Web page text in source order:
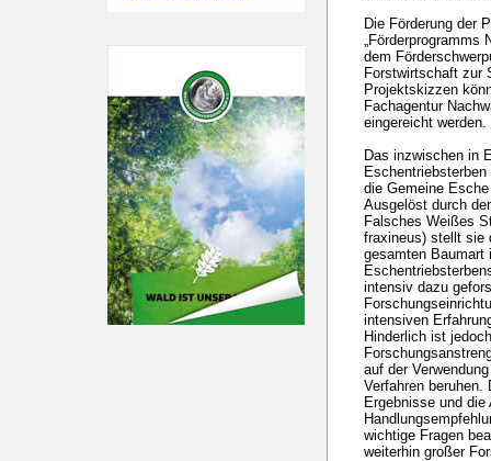
Die Förderung der
dem
Forstwirtschaft zur
Projektskizzen
Fachagentur
eingereicht werden.
Das inzwischen in
die Gemeine
Ausgelöst durch
Falsches Weißes
fraxineus) stellt sie
gesamten Baumart
intensiv dazu
intensiven
Hinderlich ist
auf der
Verfahren beruhen.
Ergebnisse und die
wichtige Fragen
weiterhin großer